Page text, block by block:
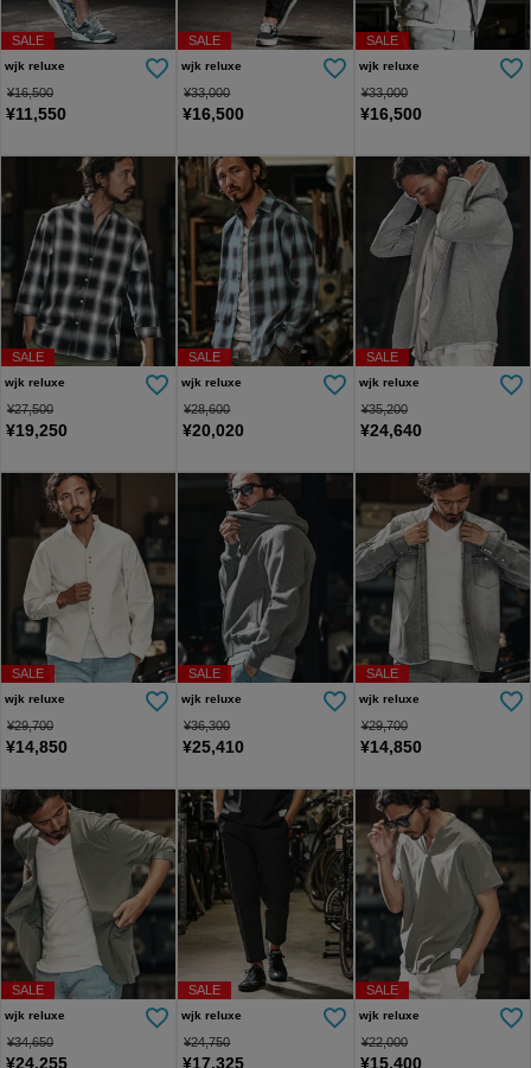
SALE
wjk reluxe
¥16,500
¥11,550
SALE
wjk reluxe
¥33,000
¥16,500
SALE
wjk reluxe
¥33,000
¥16,500
SALE
wjk reluxe
¥27,500
¥19,250
SALE
wjk reluxe
¥28,600
¥20,020
SALE
wjk reluxe
¥35,200
¥24,640
SALE
wjk reluxe
¥29,700
¥14,850
SALE
wjk reluxe
¥36,300
¥25,410
SALE
wjk reluxe
¥29,700
¥14,850
SALE
wjk reluxe
¥34,650
¥24,255
SALE
wjk reluxe
¥24,750
¥17,325
SALE
wjk reluxe
¥22,000
¥15,400